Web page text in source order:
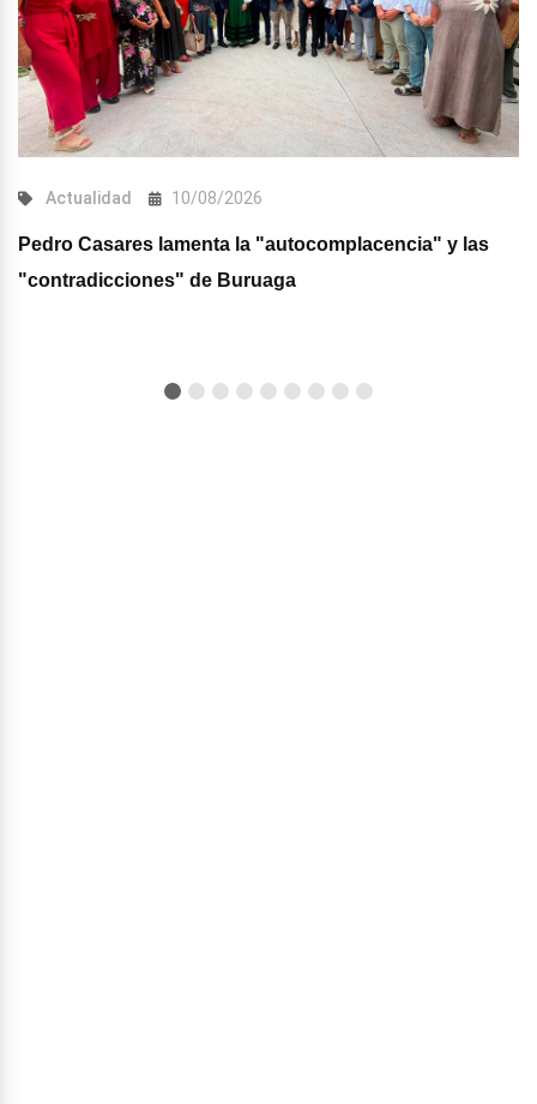
Actualidad 10/08/2026
Pedro Casares lamenta la "autocomplacencia" y las
"contradicciones" de Buruaga